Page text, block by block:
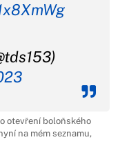
otevření boloňského
na mém seznamu,